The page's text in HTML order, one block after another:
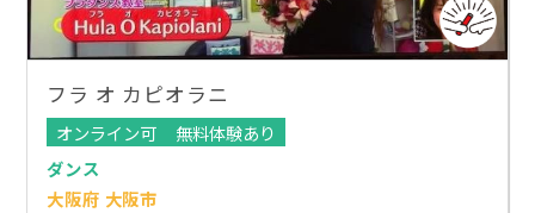
フラ オ カピオラニ
オンライン可
無料体験あり
ダンス
大阪府 大阪市